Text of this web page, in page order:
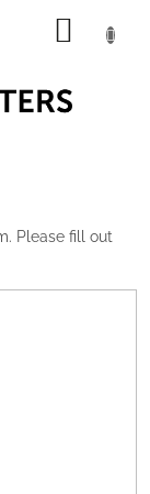
Please fill out